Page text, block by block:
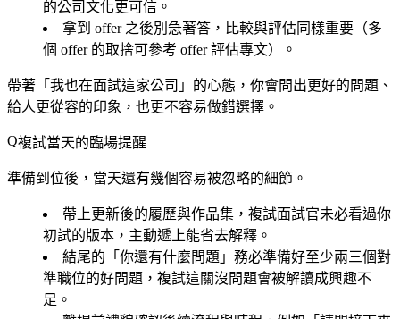
的公司文化更可信。
拿到 offer 之後別急著答，比較與評估同樣重要（多
個 offer 的取捨可參考 offer 評估專文）。
帶著「我也在面試這家公司」的心態，你會問出更好的問題、
給人更從容的印象，也更不容易做錯選擇。
複試當天的臨場提醒
準備到位後，當天還有幾個容易被忽略的細節。
帶上更新後的履歷與作品集，複試面試官未必看過你
初試的版本，主動遞上能省去解釋。
結尾的「你還有什麼問題」務必準備好至少兩三個對
準職位的好問題，複試這關沒問題會被解讀成興趣不
足。